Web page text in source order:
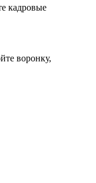
кадровые
воронку,